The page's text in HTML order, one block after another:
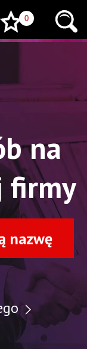
0
na
firmy
nazwę